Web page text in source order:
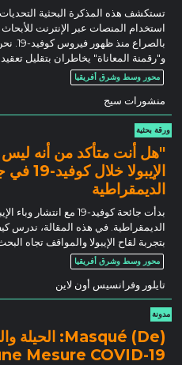
تستكشف هذه المذكرة البحثية التحديات
استخدام المنصات عبر الإنترنت
بالصراع
و"رقمنة المعاناة" يخاطران بتقليل تعقيد
محور وسط وشرق أفريقيا
منشورات سيج
ورقة بحثية
"هل أنت متأكد من أنه ليس
الإيبولا
الديمقراطية
بدأت جائحة كوفيد-19 مع
بتجربة لقاح الإيبولا والمواقف تجاه
محور وسط وشرق أفريقيا
تايلور وفرانسيس أون لاين
مدونة
Mesure COVID-19